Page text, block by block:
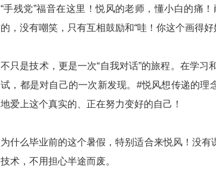
“手残党”福音在这里！悦风的老师，懂小白的痛
的，没有嘲笑，只有互相鼓励和“哇！你这个画得
不只是技术，更是一次“自我对话”的旅程。在学
试，都是对自己的一次新发现。#悦风想传递的理
地爱上这个真实的、正在努力变好的自己！
为什么毕业前的这个暑假，特别适合来悦风！没
技术，不用担心半途而废。